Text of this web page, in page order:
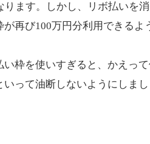
ります。しかし、リボ払いを
再び100万円分利用できるよ
枠を使いすぎると、かえっ
って油断しないようにしまし